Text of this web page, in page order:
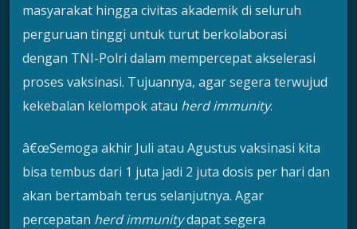
masyarakat hingga civitas akademik di seluruh
perguruan tinggi untuk turut berkolaborasi
dengan TNI-Polri dalam mempercepat akselerasi
proses vaksinasi. Tujuannya, agar segera terwujud
kekebalan kelompok atau herd immunity.
â€œSemoga akhir Juli atau Agustus vaksinasi kita
bisa tembus dari 1 juta jadi 2 juta dosis per hari dan
akan bertambah terus selanjutnya. Agar
percepatan herd immunitydapat segera